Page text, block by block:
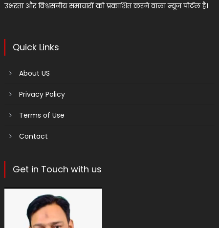
उभरता और विश्वसनीय समाचारों को प्रकाशित करने वाला न्यूज पोर्टल है।
Quick Links
About US
Privacy Policy
Terms of Use
Contact
Get in Touch with us